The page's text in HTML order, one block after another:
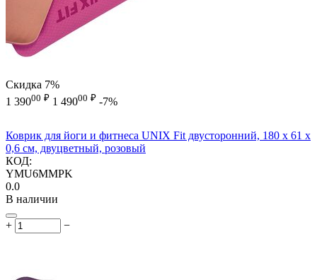
Скидка 7%
1 39000 ₽ 1 49000 ₽ -7%
Коврик для йоги и фитнеса UNIX Fit двусторонний, 180 х 61 х
0,6 см, двуцветный, розовый
КОД:
YMU6MMPK
0.0
В наличии
+ −